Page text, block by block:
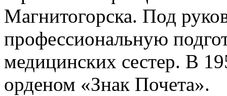
Магнитогорска. Под
профессиональную
медицинских сестер. В
орденом «Знак Почета».